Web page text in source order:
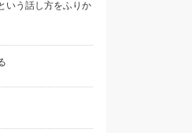
いう話し方をふりか